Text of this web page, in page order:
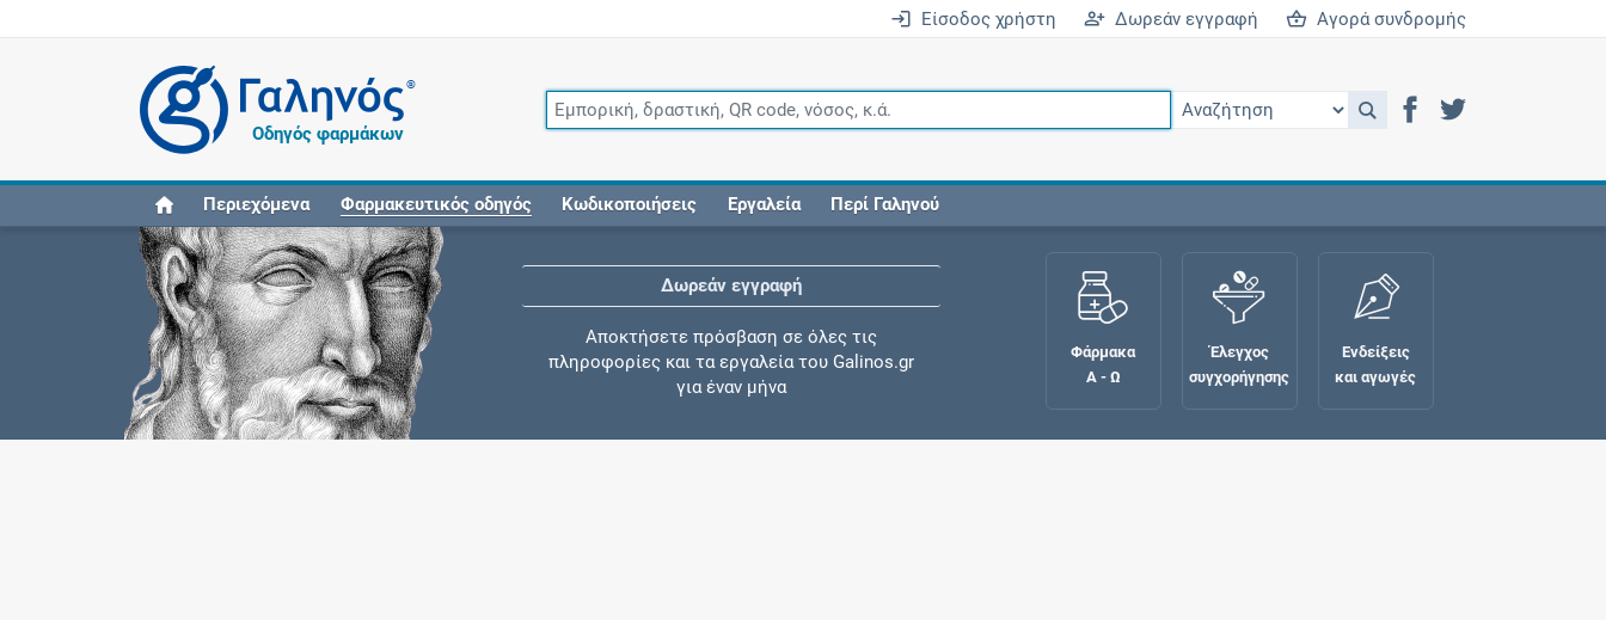
Είσοδος χρήστη Δωρεάν εγγραφή Αγορά συνδρομής
®
Οδηγός φαρμάκων
Περιεχόμενα Φαρμακευτικός οδηγός Κωδικοποιήσεις Εργαλεία Περί Γαληνού
Δωρεάν εγγραφή
Αποκτήσετε πρόσβαση σε όλες τις
πληροφορίες και τα εργαλεία του Galinos.gr
για έναν μήνα
Φάρμακα
Α - Ω
Έλεγχος
συγχορήγησης
Ενδείξεις
και αγωγές